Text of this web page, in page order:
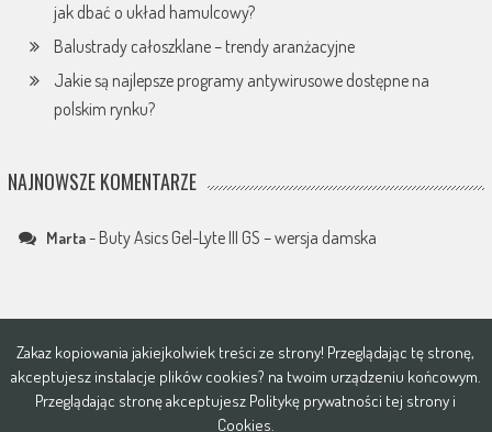
jak dbać o układ hamulcowy?
Balustrady całoszklane – trendy aranżacyjne
Jakie są najlepsze programy antywirusowe dostępne na
polskim rynku?
NAJNOWSZE KOMENTARZE
Marta- Buty Asics Gel-Lyte III GS – wersja damska
Zakaz kopiowania jakiejkolwiek treści ze strony! Przeglądając tę stronę,
akceptujesz instalacje plików cookies? na twoim urządzeniu końcowym.
Przeglądając stronę akceptujesz Politykę prywatności tej strony i
Cookies.